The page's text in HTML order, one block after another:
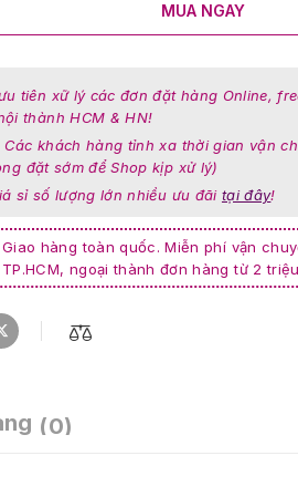
MUA NGAY
tiên xữ lý các đơn đặt hàng Online,
thành HCM & HN!
Các khách hàng tỉnh xa thời gian vận
đặt sớm để Shop kịp xử lý)
sỉ số lượng lớn nhiều ưu đãi tại đây!
Giao hàng toàn quốc. Miễn phí vận
TP.HCM, ngoại thành đơn hàng từ 2
(0)